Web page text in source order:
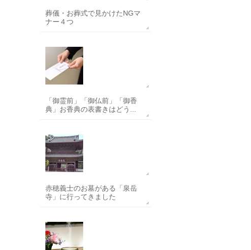
葬儀・お葬式で見かけたNGマ
ナー４つ
「御霊前」「御仏前」「御香
典」お香典の表書きはどう...
赤穂義士のお墓がある「泉岳
寺」に行ってきました